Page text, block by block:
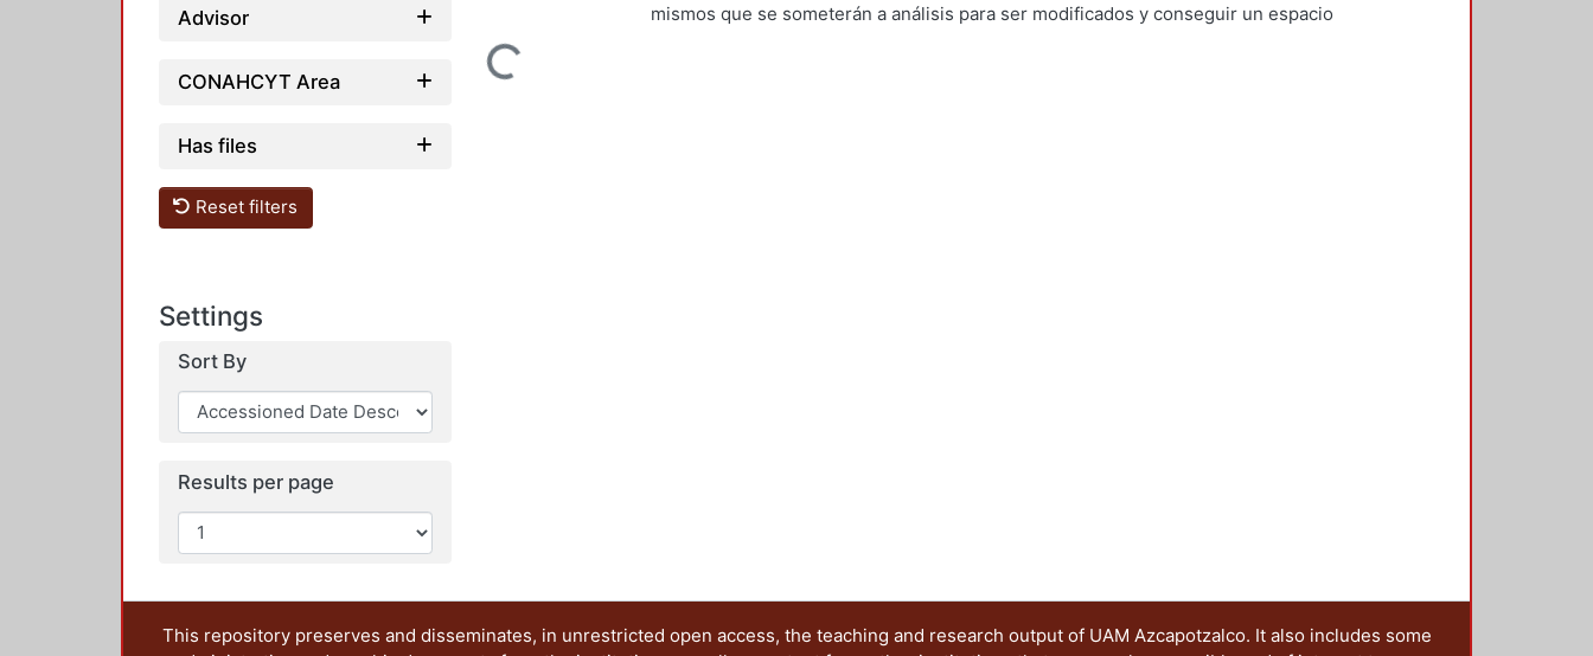
Advisor
CONAHCYT Area
Has files
Reset filters
Settings
Sort By
Results per page
Loading...
mismos que se someterán a análisis para ser modificados y conseguir un espacio
This repository preserves and disseminates, in unrestricted open access, the teaching and research output of UAM Azcapotzalco. It also includes some